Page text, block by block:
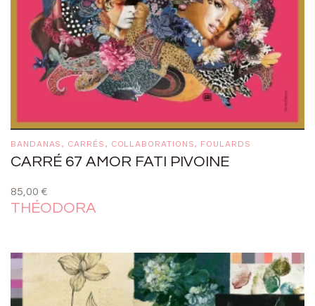
BANDANAS , CARRÉS , COLLABORATIONS, FOULARDS
CARRÉ 67 AMOR FATI PIVOINE
85,00 €
THÉODORA